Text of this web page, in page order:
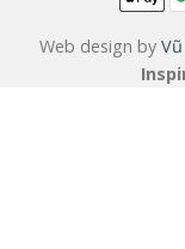
Web design by